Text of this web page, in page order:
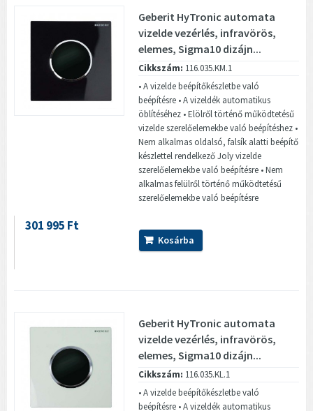
Geberit HyTronic automata
vizelde vezérlés, infravörös,
elemes, Sigma10 dizájn...
Cikkszám: 116.035.KM.1
• A vizelde beépítőkészletbe való
beépítésre • A vizeldék automatikus
öblítéséhez • Elölről történő működtetésű
vizelde szerelőelemekbe való beépítéshez •
Nem alkalmas oldalsó, falsík alatti beépítő
készlettel rendelkező Joly vizelde
szerelőelemekbe való beépítésre • Nem
alkalmas felülről történő működtetésű
szerelőelemekbe való beépítésre
301 995 Ft
Kosárba
Geberit HyTronic automata
vizelde vezérlés, infravörös,
elemes, Sigma10 dizájn...
Cikkszám: 116.035.KL.1
• A vizelde beépítőkészletbe való
beépítésre • A vizeldék automatikus